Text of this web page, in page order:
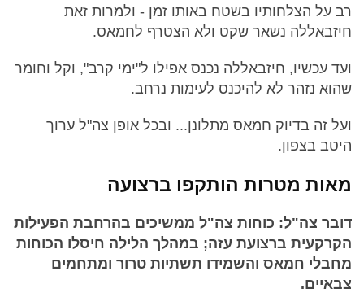
רב על הצלחותיו בשטח באותו זמן - ולמרות זאת
חיזבאללה נשאר שקט ולא הצטרף לחמאס.
ועד עכשיו, חיזבאללה נכנס אפילו ל"ימי קרב", וקל וחומר
שהוא נזהר לא להיכנס לעימות נרחב.
ועל זה בדיוק חמאס מתלונן... ובכל אופן צה"ל ערוך
היטב בצפון.
מאות מטרות הותקפו ברצועה
דובר צה"ל: כוחות צה"ל ממשיכים בהרחבת הפעילות
הקרקעית ברצועת עזה; במהלך הלילה חיסלו הכוחות
מחבלי חמאס והשמידו תשתיות טרור ומתחמים
צבאיים.